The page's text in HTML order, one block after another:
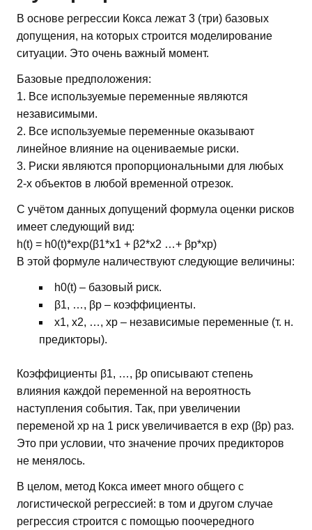
В основе регрессии Кокса лежат 3 (три) базовых
допущения, на которых строится моделирование
ситуации. Это очень важный момент.
Базовые предположения:
1. Все используемые переменные являются
независимыми.
2. Все используемые переменные оказывают
линейное влияние на оцениваемые риски.
3. Риски являются пропорциональными для любых
2-х объектов в любой временной отрезок.
С учётом данных допущений формула оценки рисков
имеет следующий вид:
h(t) = h0(t)*exp(β1*х1 + β2*х2 …+ βр*хр)
В этой формуле наличествуют следующие величины:
h0(t) – базовый риск.
β1, …, βp – коэффициенты.
х1, х2, …, хp – независимые переменные (т. н.
предикторы).
Коэффициенты β1, …, βp описывают степень
влияния каждой переменной на вероятность
наступления события. Так, при увеличении
переменой хр на 1 риск увеличивается в exp (βр) раз.
Это при условии, что значение прочих предикторов
не менялось.
В целом, метод Кокса имеет много общего с
логистической регрессией: в том и другом случае
регрессия строится с помощью поочередного